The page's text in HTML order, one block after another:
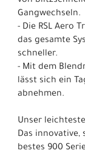
Gangwechseln.
- Die RSL Aero
das gesamte
schneller.
- Mit dem
lässt sich ein
abnehmen.
Unser
Das innovative,
bestes 900